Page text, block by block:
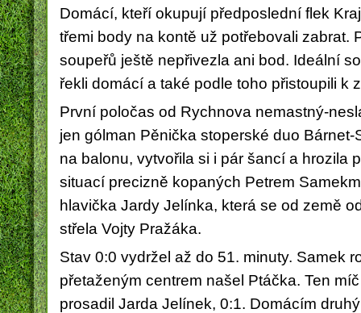
Domácí, kteří okupují předposlední flek
třemi body na kontě už potřebovali zabrat.
soupeřů ještě nepřivezla ani bod. Ideální
řekli domácí a také podle toho přistoupili k
První poločas od Rychnova nemastný-
jen gólman Pěnička stoperské duo
na balonu, vytvořila si i pár šancí a hrozila
situací precizně kopaných Petrem
hlavička Jardy Jelínka, která se od země
střela Vojty Pražáka.
Stav 0:0 vydržel až do 51. minuty. Samek
přetaženým centrem našel Ptáčka. Ten
prosadil Jarda Jelínek, 0:1. Domácím